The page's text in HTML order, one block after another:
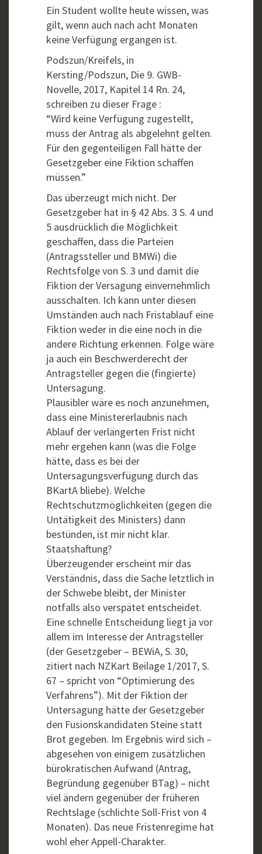
Ein Student wollte heute wissen, was
gilt, wenn auch nach acht Monaten
keine Verfügung ergangen ist.
Podszun/Kreifels, in
Kersting/Podszun, Die 9. GWB-
Novelle, 2017, Kapitel 14 Rn. 24,
schreiben zu dieser Frage :
“Wird keine Verfügung zugestellt,
muss der Antrag als abgelehnt gelten.
Für den gegenteiligen Fall hätte der
Gesetzgeber eine Fiktion schaffen
müssen.”
Das überzeugt mich nicht. Der
Gesetzgeber hat in § 42 Abs. 3 S. 4 und
5 ausdrücklich die Möglichkeit
geschaffen, dass die Parteien
(Antragssteller und BMWi) die
Rechtsfolge von S. 3 und damit die
Fiktion der Versagung einvernehmlich
ausschalten. Ich kann unter diesen
Umständen auch nach Fristablauf eine
Fiktion weder in die eine noch in die
andere Richtung erkennen. Folge wäre
ja auch ein Beschwerderecht der
Antragsteller gegen die (fingierte)
Untersagung.
Plausibler wäre es noch anzunehmen,
dass eine Ministererlaubnis nach
Ablauf der verlängerten Frist nicht
mehr ergehen kann (was die Folge
hätte, dass es bei der
Untersagungsverfügung durch das
BKartA bliebe). Welche
Rechtschutzmöglichkeiten (gegen die
Untätigkeit des Ministers) dann
bestünden, ist mir nicht klar.
Staatshaftung?
Überzeugender erscheint mir das
Verständnis, dass die Sache letztlich in
der Schwebe bleibt, der Minister
notfalls also verspätet entscheidet.
Eine schnelle Entscheidung liegt ja vor
allem im Interesse der Antragsteller
(der Gesetzgeber – BEWiA, S. 30,
zitiert nach NZKart Beilage 1/2017, S.
67 – spricht von “Optimierung des
Verfahrens”). Mit der Fiktion der
Untersagung hätte der Gesetzgeber
den Fusionskandidaten Steine statt
Brot gegeben. Im Ergebnis wird sich –
abgesehen von einigem zusätzlichen
bürokratischen Aufwand (Antrag,
Begründung gegenüber BTag) – nicht
viel ändern gegenüber der früheren
Rechtslage (schlichte Soll-Frist von 4
Monaten). Das neue Fristenregime hat
wohl eher Appell-Charakter.